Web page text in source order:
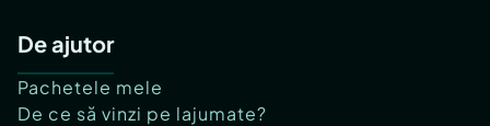
De ajutor
Pachetele mele
De ce să vinzi pe lajumate?